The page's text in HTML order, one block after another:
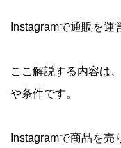
Instagramで通販を運
ここ解説する内容は
や条件です。
Instagramで商品を